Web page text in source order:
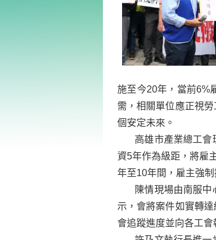
施至今20年，當前6%
需，相關單位應正視
個安定未來。
高雄市產業總工會理
資5年作為級距，將雇
年至10年間，雇主強
陳情現場由南服中心
示，會將案件如實轉
會追蹤進度並向各工會